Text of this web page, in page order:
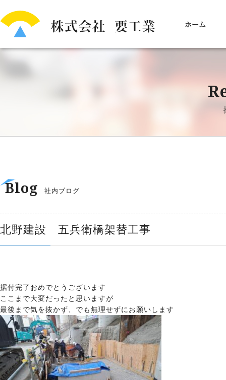
Blog 社内ブログ
北野建設 五兵衛橋架替工事
据付完了おめでとうございます
ここまで大変だったと思いますが
最後まで気を抜かず、でも無理せずにお願いします